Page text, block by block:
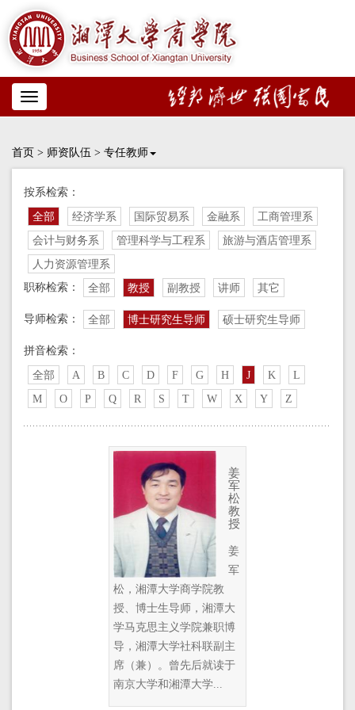
Toggle
navigation
首页 > 师资队伍 > 专任教师
按系检索：
全部 经济学系 国际贸易系 金融系
工商管理系
会计与财务系
管理科学与工程系
旅游与酒店管理系
人力资源管理系
职称检索：
全部 教授 副教授 讲师 其它
导师检索： 全部 博士研究生导师 硕士研究生导师
拼音检索：
全部 A B C D F G H J K
L
M
O P Q R S T W X Y Z
姜
军
松
教
授
姜
军
松，湘潭大学商学院教
授、博士生导师，湘潭大
学马克思主义学院兼职博
导，湘潭大学社科联副主
席（兼）。曾先后就读于
南京大学和湘潭大学...